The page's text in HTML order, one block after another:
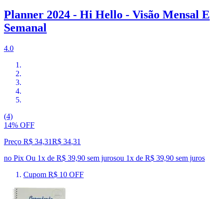
Planner 2024 - Hi Hello - Visão Mensal E
Semanal
4.0
(4)
14% OFF
Preço R$ 34,31R$ 34,31
no Pix Ou 1x de R$ 39,90 sem jurosou 1x de R$ 39,90 sem juros
Cupom R$ 10 OFF